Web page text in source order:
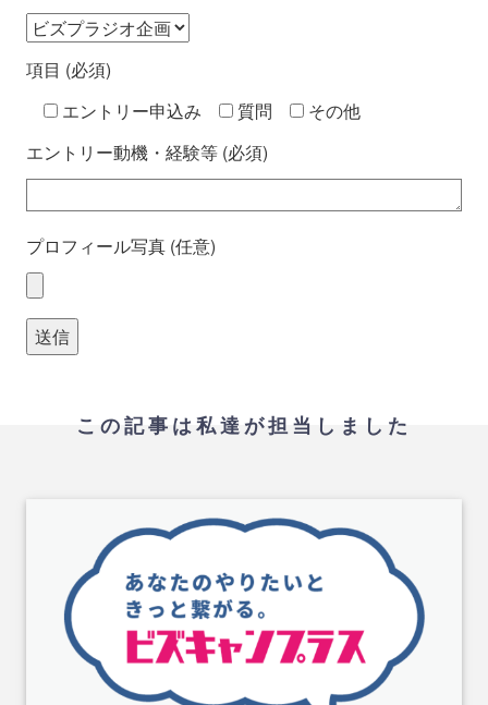
項目 (必須)
エントリー申込み
質問
その他
エントリー動機・経験等 (必須)
プロフィール写真 (任意)
この記事は私達が担当しました